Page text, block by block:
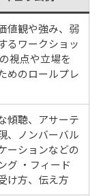
値観や強み、弱
るワークショッ
視点や立場を
めのロールプレ
傾聴、アサーテ
、ノンバーバル
ーションなどの
グ ・フィード
け方、伝え方